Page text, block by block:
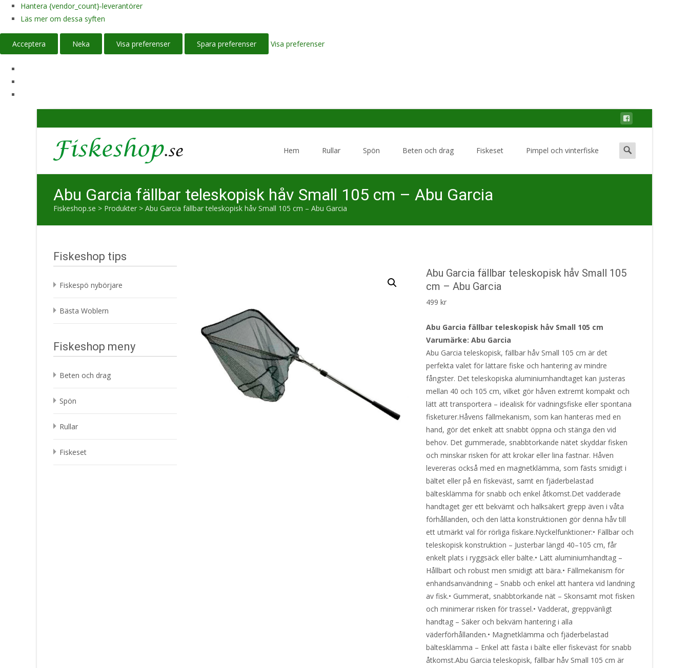
Hantera {vendor_count}-leverantörer
Läs mer om dessa syften
Acceptera Neka Visa preferenser Spara preferenser Visa preferenser
Hem Rullar Spön Beten och drag Fiskeset Pimpel och vinterfiske
Search
for:
Abu Garcia fällbar teleskopisk håv Small 105 cm – Abu Garcia
Fiskeshop.se > Produkter > Abu Garcia fällbar teleskopisk håv Small 105 cm – Abu Garcia
Abu Garcia fällbar teleskopisk håv Small 105
cm – Abu Garcia
499kr
Abu Garcia fällbar teleskopisk håv Small 105 cm
Varumärke: Abu Garcia
Abu Garcia teleskopisk, fällbar håv Small 105 cm är det
perfekta valet för lättare fiske och hantering av mindre
fångster. Det teleskopiska aluminiumhandtaget kan justeras
mellan 40 och 105 cm, vilket gör håven extremt kompakt och
lätt att transportera – idealisk för vadningsfiske eller spontana
fisketurer.Håvens fällmekanism, som kan hanteras med en
hand, gör det enkelt att snabbt öppna och stänga den vid
behov. Det gummerade, snabbtorkande nätet skyddar fisken
och minskar risken för att krokar eller lina fastnar. Håven
levereras också med en magnetklämma, som fästs smidigt i
bältet eller på en fiskeväst, samt en fjäderbelastad
bältesklämma för snabb och enkel åtkomst.Det vadderade
handtaget ger ett bekvämt och halksäkert grepp även i våta
förhållanden, och den lätta konstruktionen gör denna håv till
ett utmärkt val för rörliga fiskare.Nyckelfunktioner:• Fällbar och
teleskopisk konstruktion – Justerbar längd 40–105 cm, får
enkelt plats i ryggsäck eller bälte.• Lätt aluminiumhandtag –
Hållbart och robust men smidigt att bära.• Fällmekanism för
enhandsanvändning – Snabb och enkel att hantera vid landning
av fisk.• Gummerat, snabbtorkande nät – Skonsamt mot fisken
och minimerar risken för trassel.• Vadderat, greppvänligt
handtag – Säker och bekväm hantering i alla
väderförhållanden.• Magnetklämma och fjäderbelastad
bältesklämma – Enkel att fästa i bälte eller fiskeväst för snabb
åtkomst.Abu Garcia teleskopisk, fällbar håv Small 105 cm är
Fiskeshop tips
Fiskespö nybörjare
Bästa Woblern
Fiskeshop meny
Beten och drag
Spön
Rullar
Fiskeset